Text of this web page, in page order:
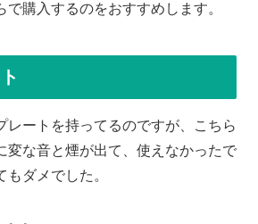
で購入するのをおすすめします。
レートを持ってるのですが、こちら
変な音と煙が出て、使えなかったで
ダメでした。
。